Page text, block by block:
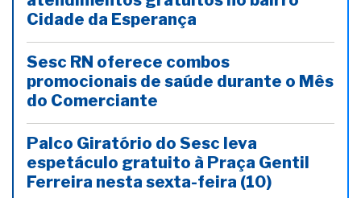
Cidade da Esperança
Sesc RN oferece combos
promocionais de saúde durante o Mês
do Comerciante
Palco Giratório do Sesc leva
espetáculo gratuito à Praça Gentil
Ferreira nesta sexta-feira (10)